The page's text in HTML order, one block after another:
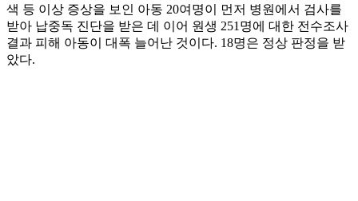
색 등 이상 증상을 보인 아동 20여명이 먼저 병원에서 검사를
받아 납중독 진단을 받은 데 이어 원생 251명에 대한 전수조사
결과 피해 아동이 대폭 늘어난 것이다. 18명은 정상 판정을 받
았다.